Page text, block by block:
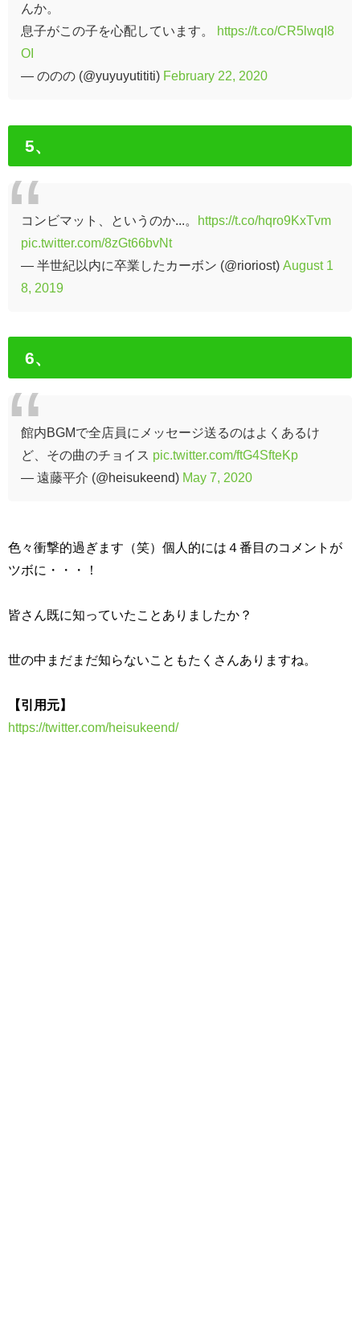
んか。
息子がこの子を心配しています。
https://t.co/CR5lwqI8
OI
— ののの (@yuyuyutititi) February 22, 2020
5、
コンビマット、というのか...。
https://t.co/hqro9KxTvm
pic.twitter.com/8zGt66bvNt
— 半世紀以内に卒業したカーボン (@rioriost) August 1
8, 2019
6、
館内BGMで全店員にメッセージ送るのはよくあるけ
ど、その曲のチョイス pic.twitter.com/ftG4SfteKp
— 遠藤平介 (@heisukeend) May 7, 2020
色々衝撃的過ぎます（笑）個人的には４番目のコメントが
ツボに・・・！
皆さん既に知っていたことありましたか？
世の中まだまだ知らないこともたくさんありますね。
【引用元】
https://twitter.com/heisukeend/